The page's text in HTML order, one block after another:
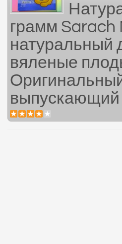
грамм Sarach
натуральный
вяленые
выпускающий